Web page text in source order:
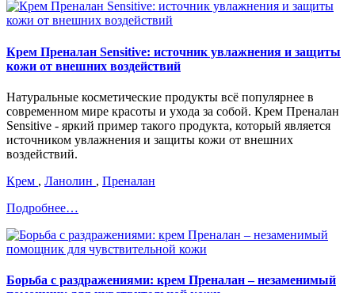
Крем Преналан Sensitive: источник увлажнения и защиты
кожи от внешних воздействий
Натуральные косметические продукты всё популярнее в
современном мире красоты и ухода за собой. Крем Преналан
Sensitive - яркий пример такого продукта, который является
источником увлажнения и защиты кожи от внешних
воздействий.
Крем , Ланолин , Преналан
Подробнее…
Борьба с раздражениями: крем Преналан – незаменимый